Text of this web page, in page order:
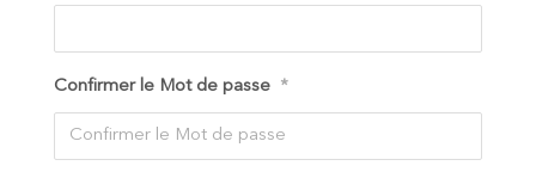
Confirmer le Mot de passe *